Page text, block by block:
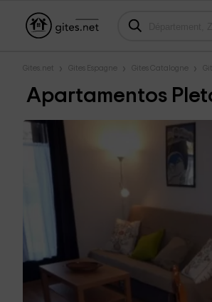
Gites.net Gites Espagne Gites Catalogne
Apartamentos